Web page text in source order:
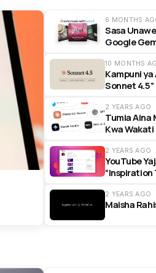
6 MONTHS
Sasa
Google
10 MONTHS
Kampuni
Sonnet 4.5”
2 YEARS AGO
Tumia Aina
Kwa Wakati
2 YEARS AGO
YouTube
“Inspiration
2 YEARS AGO
Maisha